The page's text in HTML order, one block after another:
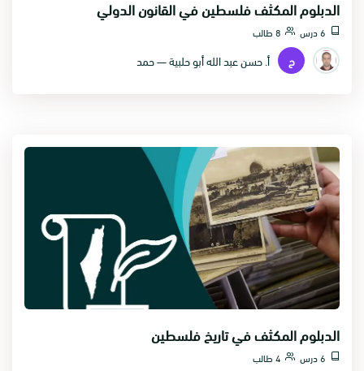
الدبلوم المكثف فلسطين في القانون الدولي
6 درس 8 طالب
ح أ. حسن عبد الله أبو حلبية — حمد
الدبلوم المكثف في تاريخ فلسطين
6 درس 4 طالب